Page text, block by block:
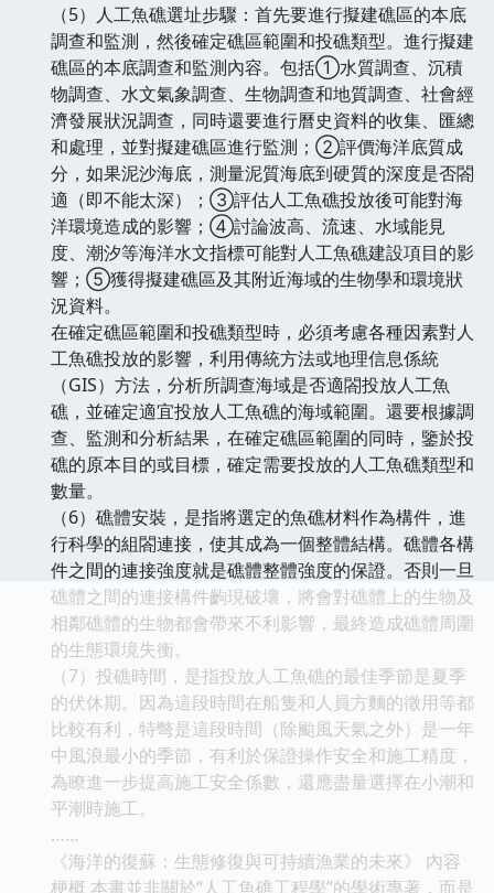
（5）人工魚礁選址步驟：首先要進行擬建礁區的本底
調查和監測，然後確定礁區範圍和投礁類型。進行擬建
礁區的本底調查和監測內容。包括①水質調查、沉積
物調查、水文氣象調查、生物調查和地質調查、社會經
濟發展狀況調查，同時還要進行曆史資料的收集、匯總
和處理，並對擬建礁區進行監測；②評價海洋底質成
分，如果泥沙海底，測量泥質海底到硬質的深度是否閤
適（即不能太深）；③評估人工魚礁投放後可能對海
洋環境造成的影響；④討論波高、流速、水域能見
度、潮汐等海洋水文指標可能對人工魚礁建設項目的影
響；⑤獲得擬建礁區及其附近海域的生物學和環境狀
況資料。
在確定礁區範圍和投礁類型時，必須考慮各種因素對人
工魚礁投放的影響，利用傳統方法或地理信息係統
（GIS）方法，分析所調查海域是否適閤投放人工魚
礁，並確定適宜投放人工魚礁的海域範圍。還要根據調
查、監測和分析結果，在確定礁區範圍的同時，鑒於投
礁的原本目的或目標，確定需要投放的人工魚礁類型和
數量。
（6）礁體安裝，是指將選定的魚礁材料作為構件，進
行科學的組閤連接，使其成為一個整體結構。礁體各構
件之間的連接強度就是礁體整體強度的保證。否則一旦
礁體之間的連接構件齣現破壞，將會對礁體上的生物及
相鄰礁體的生物都會帶來不利影響，最終造成礁體周圍
的生態環境失衡。
（7）投礁時間，是指投放人工魚礁的最佳季節是夏季
的伏休期。因為這段時間在船隻和人員方麵的徵用等都
比較有利，特彆是這段時間（除颱風天氣之外）是一年
中風浪最小的季節，有利於保證操作安全和施工精度，
為瞭進一步提高施工安全係數，還應盡量選擇在小潮和
平潮時施工。
……
《海洋的復蘇：生態修復與可持續漁業的未來》 內容
梗概 本書並非關於“人工魚礁工程學”的學術專著，而是